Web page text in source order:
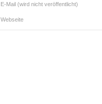
E-Mail (wird nicht veröffentlicht)
Webseite